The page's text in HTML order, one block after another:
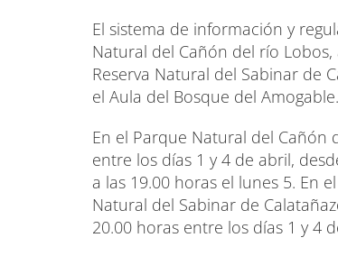
El sistema de información y
Natural del Cañón del río
Reserva Natural del Sabinar de
el Aula del Bosque del Amogable.
En el Parque Natural del Cañón
entre los días 1 y 4 de abril,
a las 19.00 horas el lunes 5. En
Natural del Sabinar de
20.00 horas entre los días 1 y 4